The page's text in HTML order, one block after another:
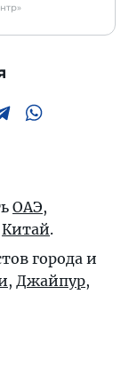
ОАЭ,
Китай.
города и
, Джайпур,